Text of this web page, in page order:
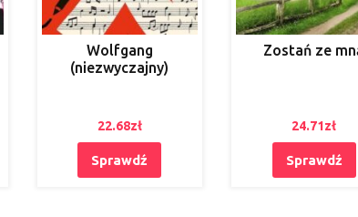
Wolfgang
(niezwyczajny)
22.68zł
Sprawdź
Zostań ze
24.71zł
Sprawdź